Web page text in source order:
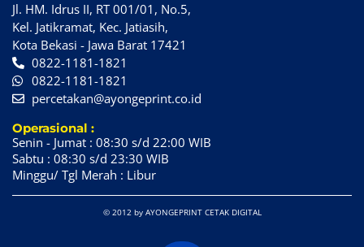
Jl. HM. Idrus II, RT 001/01, No.5,
Kel. Jatikramat, Kec. Jatiasih,
Kota Bekasi - Jawa Barat 17421
0822-1181-1821
0822-1181-1821
percetakan@ayongeprint.co.id
Operasional :
Senin - Jumat : 08:30 s/d 22:00 WIB
Sabtu : 08:30 s/d 23:30 WIB
Minggu/ Tgl Merah : Libur
© 2012 by AYONGEPRINT CETAK DIGITAL